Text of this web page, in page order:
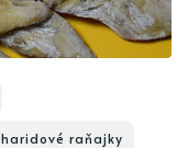
raňajky